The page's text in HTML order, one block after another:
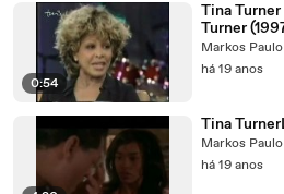
0:54
Tina
Turner
Markos Paulo
há 19 anos
Tina
Markos Paulo
há 19 anos